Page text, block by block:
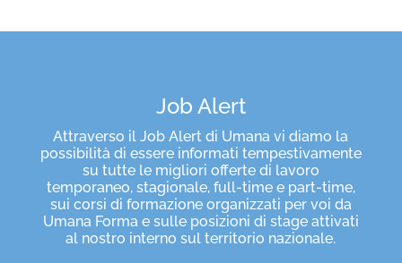
Job Alert
Attraverso il Job Alert di Umana vi diamo la
possibilità di essere informati tempestivamente
su tutte le migliori offerte di lavoro
temporaneo, stagionale, full-time e part-time,
sui corsi di formazione organizzati per voi da
Umana Forma e sulle posizioni di stage attivati
al nostro interno sul territorio nazionale.